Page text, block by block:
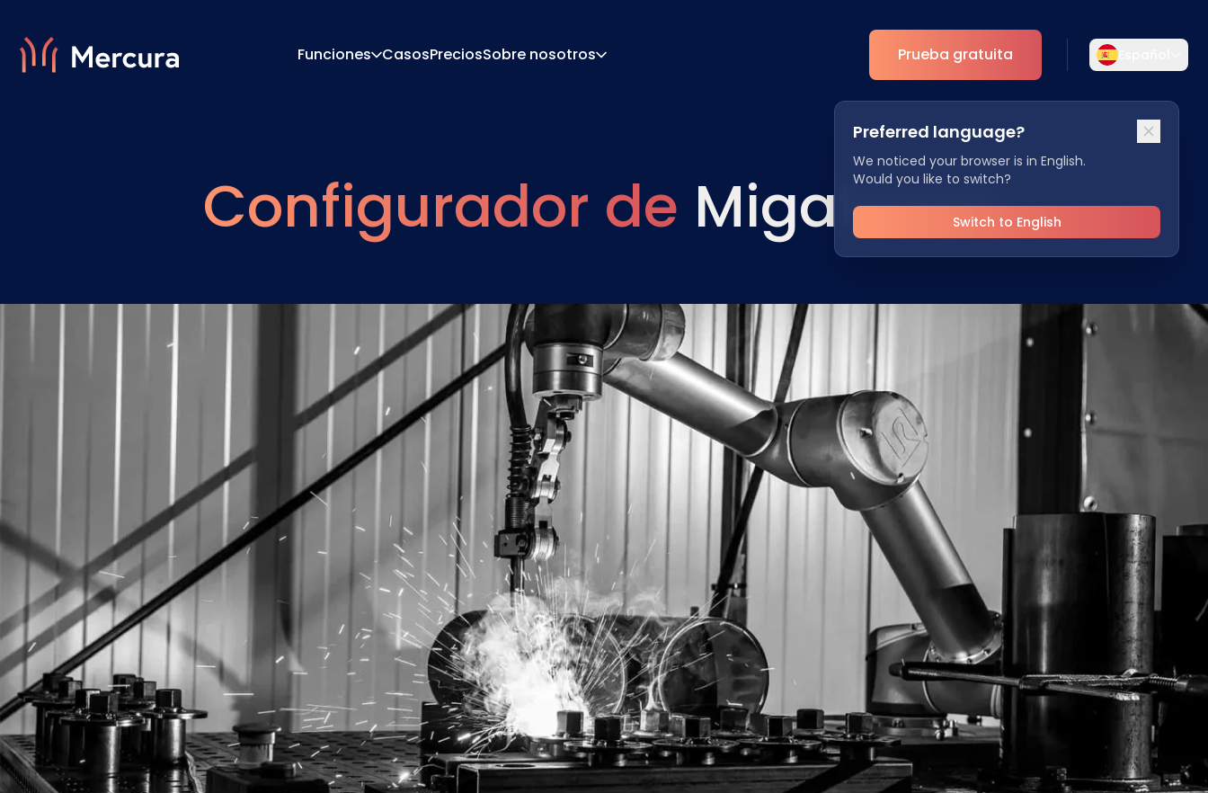
Funciones
Modelado De Productos Sistema De Precios
Analíticas
Integraciones
CasosPreciosSobre nosotros
Contacto Socios
Preferred language?
We noticed your browser is in English.
Would you like to switch?
Switch to English
Prueba gratuita Español
Elige tu idioma preferido para una
experiencia más personalizada.
English Deutsch
Español Dansk
日本語
Nederlands
NL
Configurador de Migatronic